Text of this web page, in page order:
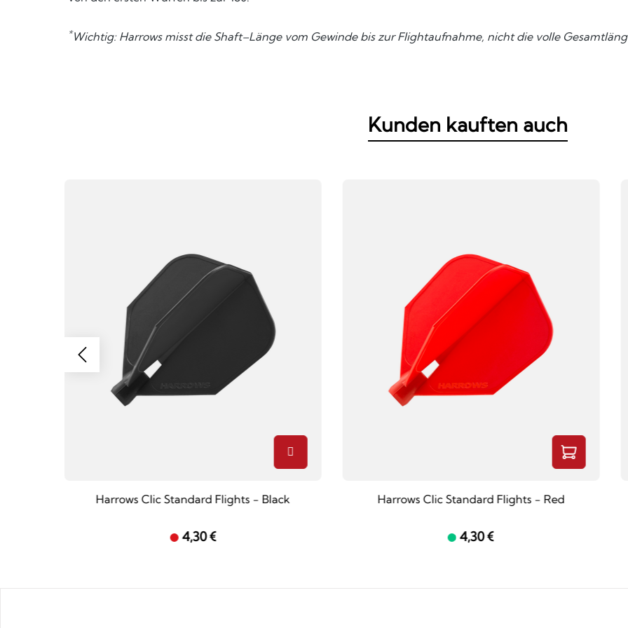
*Wichtig: Harrows misst die Shaft–Länge vom Gewinde bis zur Flightaufnahme, nicht die volle
Kunden kauften auch
Harrows Clic Standard Flights - Black
4,30 €
Harrows Clic Standard Flights - Red
4,30 €